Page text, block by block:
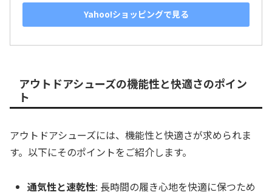
Yahoo!ショッピングで見る
アウトドアシューズの機能性と快適さのポイン
ト
アウトドアシューズには、機能性と快適さが求められま
す。以下にそのポイントをご紹介します。
通気性と速乾性: 長時間の履き心地を快適に保つため